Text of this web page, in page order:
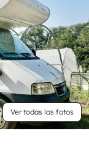
Ver todas las fotos